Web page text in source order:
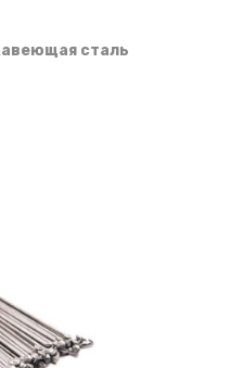
сталь